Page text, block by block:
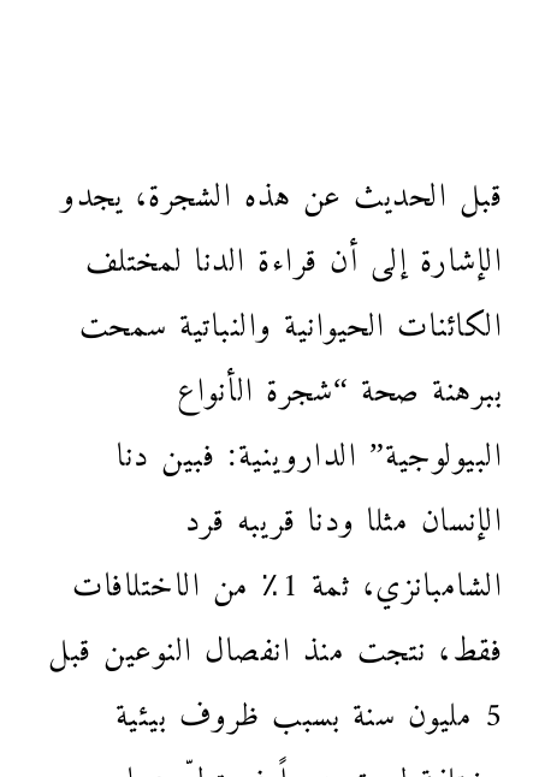
قبل الحديث عن هذه الشجرة، يجدو
الإشارة إلى أن قراءة الدنا لمختلف
الكائنات الحيوانية والنباتية سمحت
ببرهنة صحة “شجرة الأنواع
البيولوجية” الداروينية: فبين دنا
الإنسان مثلا ودنا قريبه قرد
الشامبانزي، ثمة 1٪ من الاختلافات
فقط، نتجت منذ انفصال النوعين قبل
5 مليون سنة بسبب ظروف بيئية